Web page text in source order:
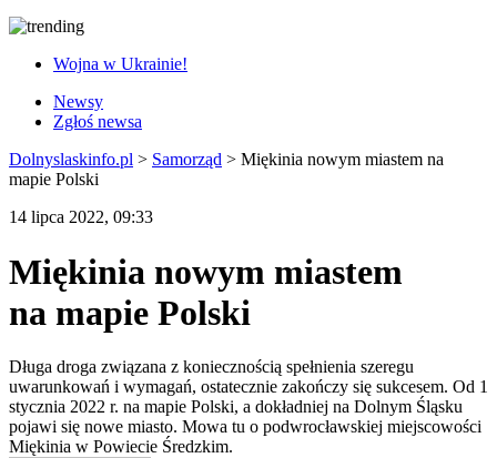
Wojna w Ukrainie!
Newsy
Zgłoś newsa
Dolnyslaskinfo.pl > Samorząd > Miękinia nowym miastem na
mapie Polski
14 lipca 2022, 09:33
Miękinia nowym miastem
na mapie Polski
Długa droga związana z koniecznością spełnienia szeregu
uwarunkowań i wymagań, ostatecznie zakończy się sukcesem. Od 1
stycznia 2022 r. na mapie Polski, a dokładniej na Dolnym Śląsku
pojawi się nowe miasto. Mowa tu o podwrocławskiej miejscowości
Miękinia w Powiecie Średzkim.